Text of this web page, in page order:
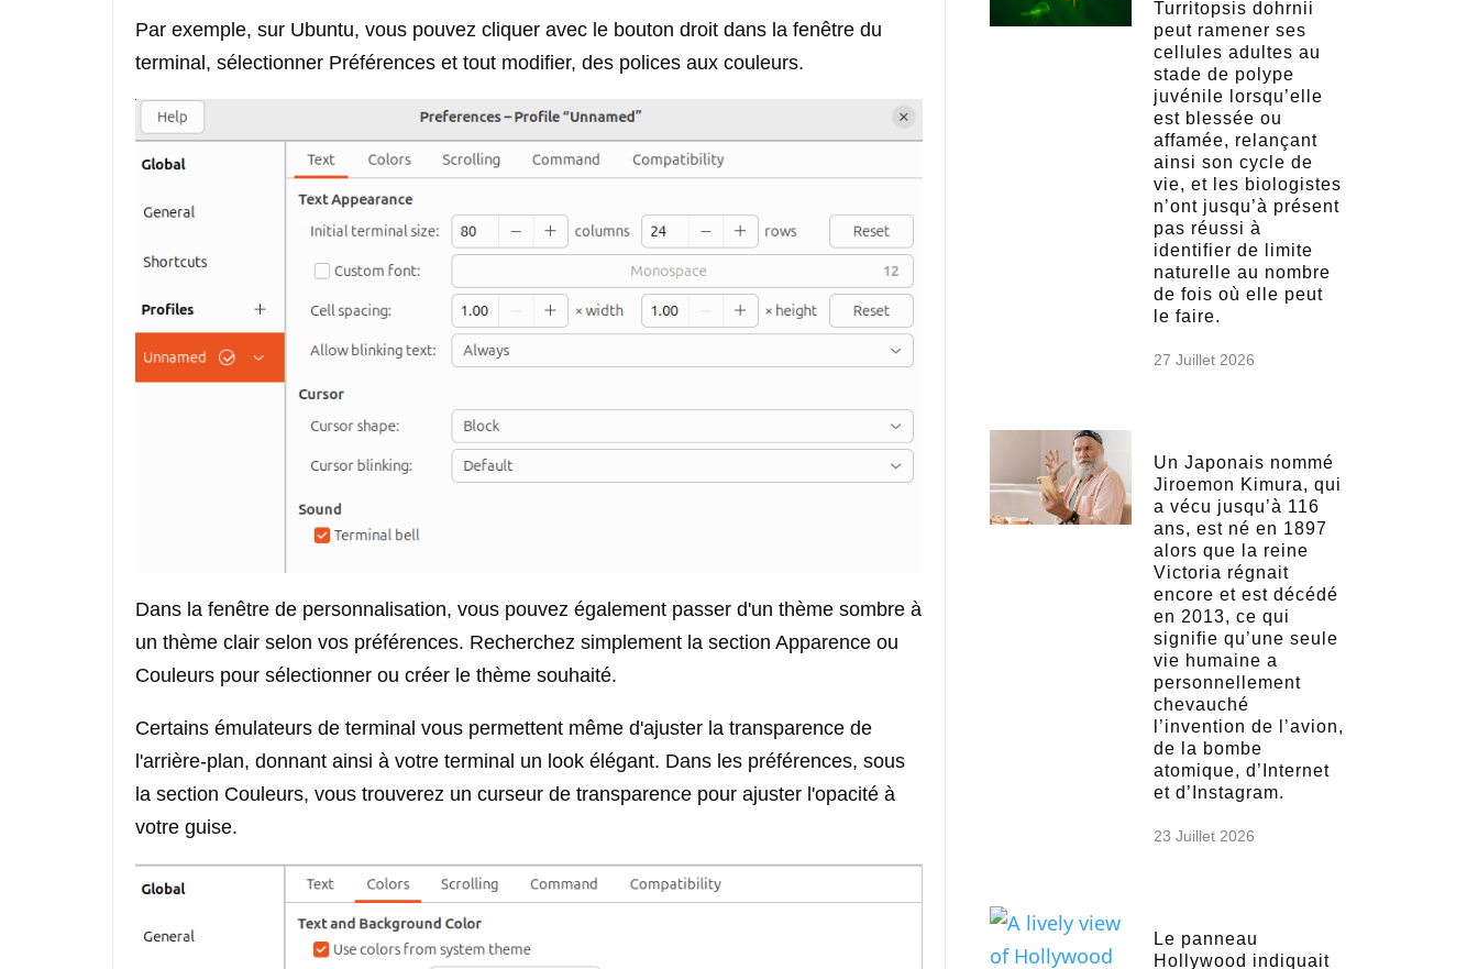
Par exemple, sur Ubuntu, vous pouvez cliquer avec le bouton droit dans la fenêtre du
terminal, sélectionner Préférences et tout modifier, des polices aux couleurs.
Dans la fenêtre de personnalisation, vous pouvez également passer d'un thème sombre à
un thème clair selon vos préférences. Recherchez simplement la section Apparence ou
Couleurs pour sélectionner ou créer le thème souhaité.
Certains émulateurs de terminal vous permettent même d'ajuster la transparence de
l'arrière-plan, donnant ainsi à votre terminal un look élégant. Dans les préférences, sous
la section Couleurs, vous trouverez un curseur de transparence pour ajuster l'opacité à
votre guise.
Turritopsis dohrnii
peut ramener ses
cellules adultes au
stade de polype
juvénile lorsqu’elle
est blessée ou
affamée, relançant
ainsi son cycle de
vie, et les biologistes
n’ont jusqu’à présent
pas réussi à
identifier de limite
naturelle au nombre
de fois où elle peut
le faire.
27 Juillet 2026
Un Japonais nommé
Jiroemon Kimura, qui
a vécu jusqu’à 116
ans, est né en 1897
alors que la reine
Victoria régnait
encore et est décédé
en 2013, ce qui
signifie qu’une seule
vie humaine a
personnellement
chevauché
l’invention de l’avion,
de la bombe
atomique, d’Internet
et d’Instagram.
23 Juillet 2026
Le panneau
Hollywood indiquait